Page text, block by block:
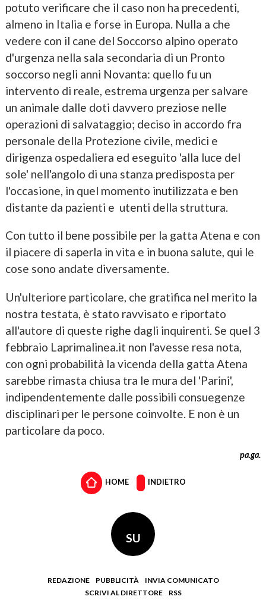
potuto verificare che il caso non ha precedenti,
almeno in Italia e forse in Europa. Nulla a che
vedere con il cane del Soccorso alpino operato
d'urgenza nella sala secondaria di un Pronto
soccorso negli anni Novanta: quello fu un
intervento di reale, estrema urgenza per salvare
un animale dalle doti davvero preziose nelle
operazioni di salvataggio; deciso in accordo fra
personale della Protezione civile, medici e
dirigenza ospedaliera ed eseguito 'alla luce del
sole' nell'angolo di una stanza predisposta per
l'occasione, in quel momento inutilizzata e ben
distante da pazienti e utenti della struttura.
Con tutto il bene possibile per la gatta Atena e con
il piacere di saperla in vita e in buona salute, qui le
cose sono andate diversamente.
Un'ulteriore particolare, che gratifica nel merito la
nostra testata, è stato ravvisato e riportato
all'autore di queste righe dagli inquirenti. Se quel 3
febbraio Laprimalinea.it non l'avesse resa nota,
con ogni probabilità la vicenda della gatta Atena
sarebbe rimasta chiusa tra le mura del 'Parini',
indipendentemente dalle possibili consuegenze
disciplinari per le persone coinvolte. E non è un
particolare da poco.
pa.ga.
HOME INDIETRO
SU
REDAZIONE PUBBLICITÀ
INVIA COMUNICATO
SCRIVI AL DIRETTORE
RSS